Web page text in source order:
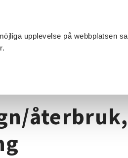
upplevelse på webbplatsen
OCH EVENEMANG